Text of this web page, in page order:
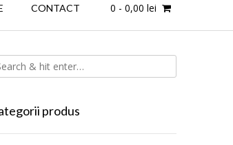
CONTACT 0 - 0,00 lei
produs